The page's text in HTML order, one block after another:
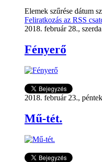
Elemek szűrése dátum
Feliratkozás az RSS
2018. február 28.,
Fényerő
2018. február 23.,
Mű-tét.